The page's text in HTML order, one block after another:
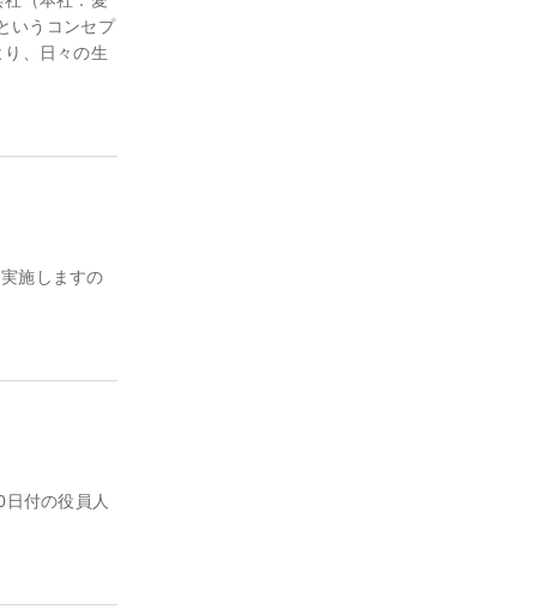
いうコンセプ
、日々の生
施しますの
付の役員人